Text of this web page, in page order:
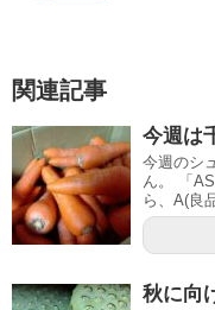
関連記事
今週は
今週のシ
ん。 「
ら、A(良
秋に向